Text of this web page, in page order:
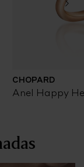
CHOPARD
Anel Happy